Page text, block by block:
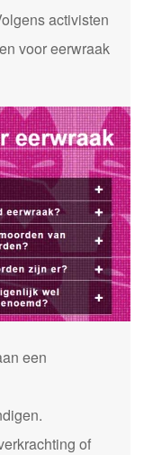
activisten
voor eerwraak
een
of